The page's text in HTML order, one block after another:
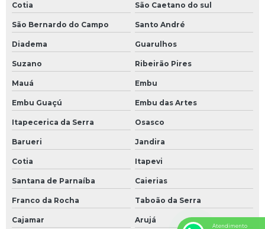
Cotia
São Caetano do sul
São Bernardo do Campo Santo André
Diadema Guarulhos
Suzano Ribeirão Pires
Mauá Embu
Embu Guaçú Embu das Artes
Itapecerica da Serra Osasco
Barueri Jandira
Cotia Itapevi
Santana de Parnaíba Caierias
Franco da Rocha Taboão da Serra
Cajamar Arujá
Atendimento